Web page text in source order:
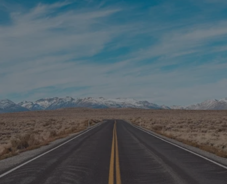
世界の建築業界をリードする計画、
および、データ管理ソフトウェア